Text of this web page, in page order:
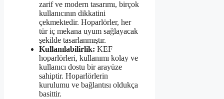
zarif ve modern tasarımı, birçok
kullanıcının dikkatini
çekmektedir. Hoparlörler, her
tür iç mekana uyum sağlayacak
şekilde tasarlanmıştır.
Kullanılabilirlik: KEF
hoparlörleri, kullanımı kolay ve
kullanıcı dostu bir arayüze
sahiptir. Hoparlörlerin
kurulumu ve bağlantısı oldukça
basittir.